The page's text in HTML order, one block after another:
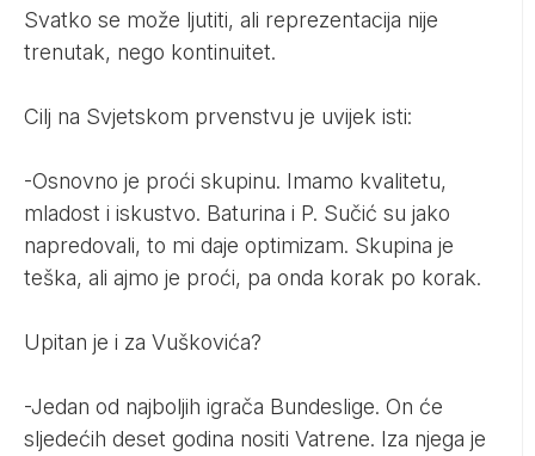
Svatko se može ljutiti, ali reprezentacija nije
trenutak, nego kontinuitet.
Cilj na Svjetskom prvenstvu je uvijek isti:
-Osnovno je proći skupinu. Imamo kvalitetu,
mladost i iskustvo. Baturina i P. Sučić su jako
napredovali, to mi daje optimizam. Skupina je
teška, ali ajmo je proći, pa onda korak po korak.
Upitan je i za Vuškovića?
-Jedan od najboljih igrača Bundeslige. On će
sljedećih deset godina nositi Vatrene. Iza njega je